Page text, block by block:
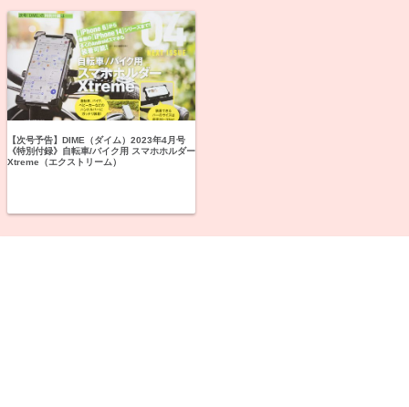
【次号予告】DIME（ダイム）2023年4月号
《特別付録》自転車/バイク用 スマホホルダー
Xtreme（エクストリーム）